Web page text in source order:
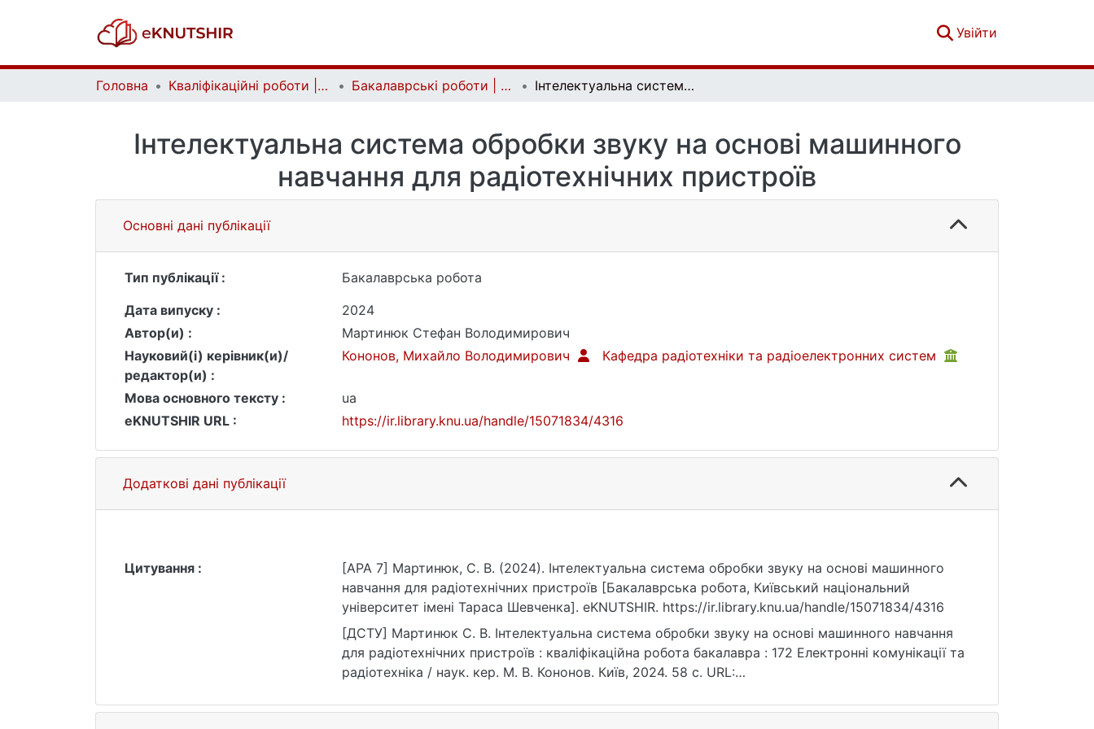
Увійти
Головна Кваліфікаційні роботи | Qualifying works Бакалаврські роботи | Bachelor theses Інтелектуальна система обробки звуку на основі машинного навчання для радіотехнічних пристроїв
Інтелектуальна система обробки звуку на основі машинного
навчання для радіотехнічних пристроїв
Основні дані публікації
Тип публікації :
Бакалаврська робота
Дата випуску :
2024
Автор(и) :
Мартинюк Стефан Володимирович
Науковий(і) керівник(и)/
редактор(и) :
Кононов, Михайло Володимирович Кафедра радіотехніки та радіоелектронних систем
Мова основного тексту :
ua
eKNUTSHIR URL :
https://ir.library.knu.ua/handle/15071834/4316
Додаткові дані публікації
Цитування :
[APA 7] Мартинюк, С. В. (2024). Інтелектуальна система обробки звуку на основі машинного
навчання для радіотехнічних пристроїв [Бакалаврська робота, Київський національний
університет імені Тараса Шевченка]. eKNUTSHIR. https://ir.library.knu.ua/handle/15071834/4316
[ДСТУ] Мартинюк С. В. Інтелектуальна система обробки звуку на основі машинного навчання
для радіотехнічних пристроїв : кваліфікаційна робота бакалавра : 172 Електронні комунікації та
радіотехніка / наук. кер. М. В. Кононов. Київ, 2024. 58 с. URL: